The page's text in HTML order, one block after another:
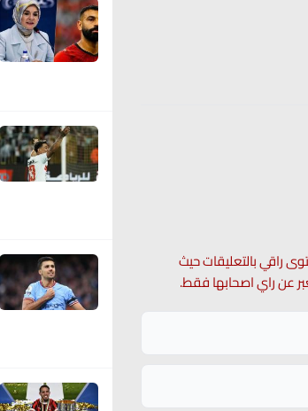
راقي بالتعليقات حيث
عن راي اصحابها فقط.